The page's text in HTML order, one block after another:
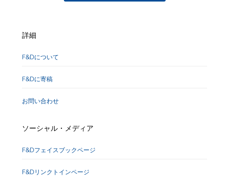
詳細
F&Dについて
F&Dに寄稿
お問い合わせ
ソーシャル・メディア
F&Dフェイスブックページ
F&Dリンクトインページ